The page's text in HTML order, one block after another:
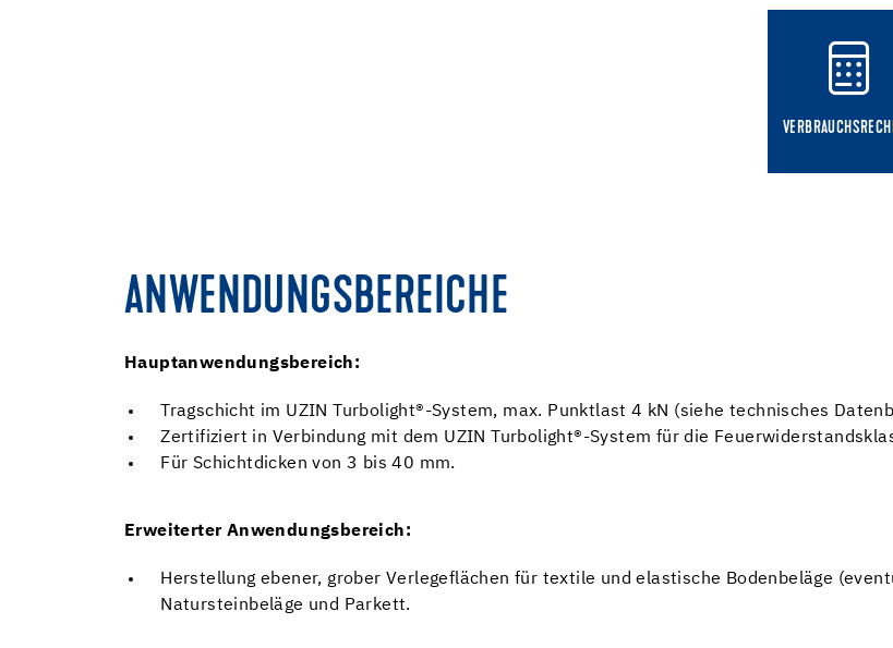
ANWENDUNGSBEREICHE
Hauptanwendungsbereich:
Tragschicht im UZIN Turbolight®-System, max. Punktlast 4 kN (siehe technisches
Zertifiziert in Verbindung mit dem UZIN Turbolight®-System für die
Für Schichtdicken von 3 bis 40 mm.
Erweiterter Anwendungsbereich:
Herstellung ebener, grober Verlegeflächen für textile und elastische Bodenbeläge
Natursteinbeläge und Parkett.